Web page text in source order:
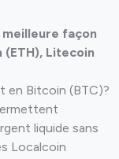
meilleure façon
Litecoin
en Bitcoin (BTC)?
liquide sans
Localcoin